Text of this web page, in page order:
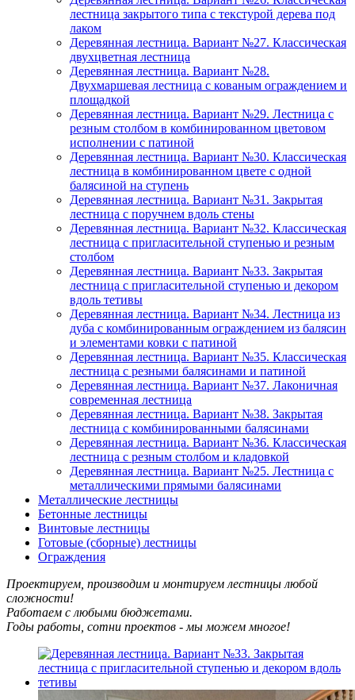
лестница закрытого типа с текстурой дерева под
лаком
Деревянная лестница. Вариант №27. Классическая
двухцветная лестница
Деревянная лестница. Вариант №28.
Двухмаршевая лестница с кованым ограждением и
площадкой
Деревянная лестница. Вариант №29. Лестница с
резным столбом в комбинированном цветовом
исполнении с патиной
Деревянная лестница. Вариант №30. Классическая
лестница в комбинированном цвете с одной
балясиной на ступень
Деревянная лестница. Вариант №31. Закрытая
лестница с поручнем вдоль стены
Деревянная лестница. Вариант №32. Классическая
лестница с пригласительной ступенью и резным
столбом
Деревянная лестница. Вариант №33. Закрытая
лестница с пригласительной ступенью и декором
вдоль тетивы
Деревянная лестница. Вариант №34. Лестница из
дуба с комбинированным ограждением из балясин
и элементами ковки с патиной
Деревянная лестница. Вариант №35. Классическая
лестница с резными балясинами и патиной
Деревянная лестница. Вариант №37. Лаконичная
современная лестница
Деревянная лестница. Вариант №38. Закрытая
лестница с комбинированными балясинами
Деревянная лестница. Вариант №36. Классическая
лестница с резным столбом и кладовкой
Деревянная лестница. Вариант №25. Лестница с
металлическими прямыми балясинами
Металлические лестницы
Бетонные лестницы
Винтовые лестницы
Готовые (сборные) лестницы
Ограждения
Проектируем, производим и монтируем лестницы любой
сложности!
Работаем с любыми бюджетами.
Годы работы, сотни проектов - мы можем многое!